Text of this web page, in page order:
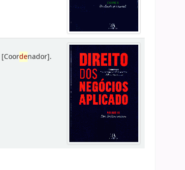
[Coordenador].